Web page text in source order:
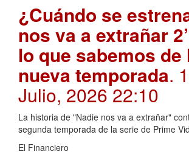
¿Cuándo se
nos va a extrañar
lo que sabemos de
nueva temporada.
Julio, 2026 22:10
La historia de "Nadie nos va a extrañar"
segunda temporada de la serie de Prime
El Financiero